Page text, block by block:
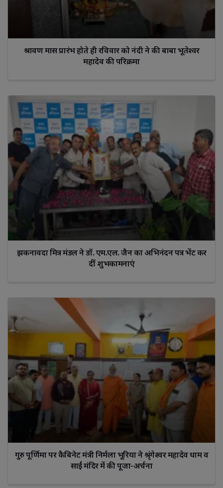
श्रावण मास प्रारंभ होते ही रविवार को नंदी ने की बाबा भूतेश्वर
महादेव की परिक्रमा
झकनावदा मित्र मंडल ने डॉ. एम.एल. जैन का अभिनंदन पत्र भेंट कर
दीं शुभकामनाएं
गुरु पूर्णिमा पर कैबिनेट मंत्री निर्मला भूरिया ने श्रृंगेश्वर महादेव धाम व
साईं मंदिर में की पूजा-अर्चना